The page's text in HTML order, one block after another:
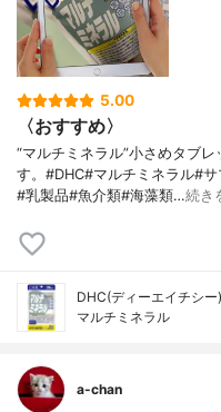
5.00
〈おすすめ〉
“マルチミネラル”小さめタブ
す。#DHC#マルチミネラル#
#乳製品#魚介類#海藻類…続き
DHC(ディーエイチシー)
マルチミネラル
a-chan